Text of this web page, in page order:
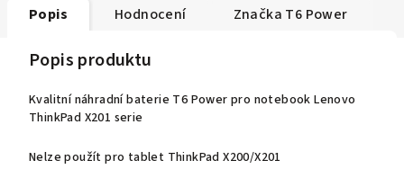
Popis Hodnocení Značka T6 Power
Popis produktu
Kvalitní náhradní baterie T6 Power pro notebook Lenovo
ThinkPad X201 serie
Nelze použít pro tablet ThinkPad X200/X201